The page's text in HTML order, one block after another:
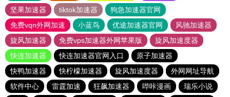
坚果加速器
tiktok加速器
狗急加速器官网
免费vqn外网加速
小蓝鸟 优途加速器官网
风驰加速器
旋风加速器
免费vps加速器外网苹果版
旋风加速度器
快连加速器
快连加速器官网入口
原子加速器
快鸭加速器
快柠檬加速器 旋风加速度器
外网网址导航
软件中心
雷霆加速 狂飙加速器 哔咔漫画
瑞乐小说